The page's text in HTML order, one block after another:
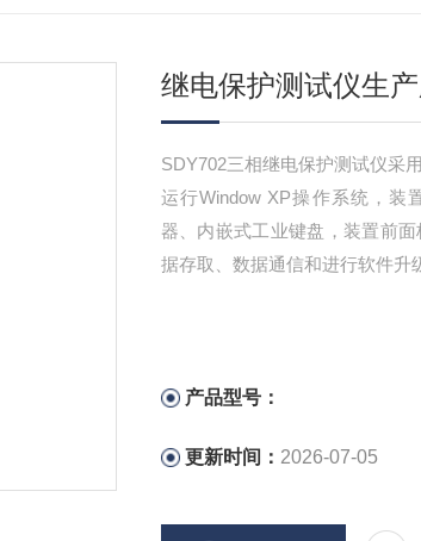
继电保护测试仪生
SDY702三相继电保护测试仪采
运行Window XP操作系统，装
器、内嵌式工业键盘，装置前
据存取、数据通信和进行软件升
产品型号：
更新时间： 2026-07-05